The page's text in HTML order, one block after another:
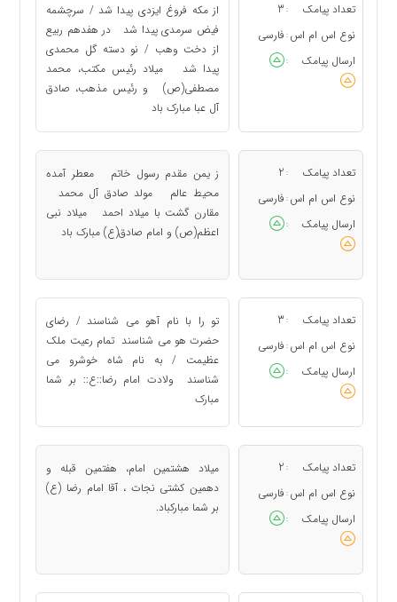
تعداد پیامک :
3
نوع اس ام اس : فارسی
ارسال پیامک
:
از مکه فروغ ایزدی پیدا شد / سرچشمه
فیض سرمدی پیدا شد در هفدهم ربیع
از دخت وهب / نو دسته گل محمدی
پیدا شد میلاد رئیس مکتب، محمد
مصطفی(ص) و رئیس مذهب، صادق
آل عبا مبارک باد
تعداد پیامک :
2
نوع اس ام اس : فارسی
ارسال پیامک
:
ز یمن مقدم رسول خاتم معطر آمده
محیط عالم مولد صادق آل محمد
مقارن گشت با میلاد احمد میلاد نبی
اعظم(ص) و امام صادق(ع) مبارک باد
تعداد پیامک :
3
نوع اس ام اس : فارسی
ارسال پیامک
:
تو را با نام آهو می شناسند / رضای
حضرت هو می شناسند تمام رعیت ملک
عظیمت / به نام شاه خوشرو می
شناسند ولادت امام رضا::ع:: بر شما
مبارک
تعداد پیامک :
2
نوع اس ام اس : فارسی
ارسال پیامک
:
میلاد هشتمین امام، هفتمین قبله و
دهمین کشتی نجات ، آقا امام رضا (ع)
بر شما مبارکباد.